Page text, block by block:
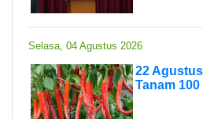
Selasa, 04 Agustus 2026
22
Tanam